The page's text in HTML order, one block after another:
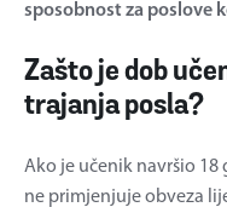
sposobnost za poslove
Zašto je dob
trajanja posla?
Ako je učenik navršio 18
ne primjenjuje obveza